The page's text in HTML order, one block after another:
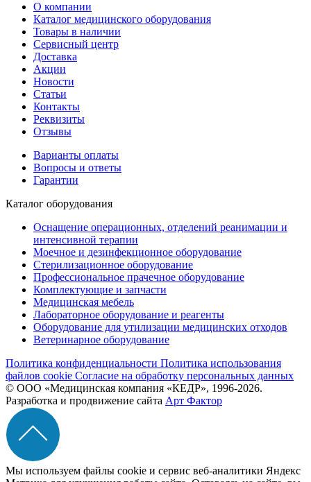
О компании
Каталог медицинского оборудования
Товары в наличии
Сервисный центр
Доставка
Акции
Новости
Статьи
Контакты
Реквизиты
Отзывы
Варианты оплаты
Вопросы и ответы
Гарантии
Каталог оборудования
Оснащение операционных, отделений реанимации и
интенсивной терапии
Моечное и дезинфекционное оборудование
Стерилизационное оборудование
Профессиональное прачечное оборудование
Комплектующие и запчасти
Медицинская мебель
Лабораторное оборудование и реагенты
Оборудование для утилизации медицинских отходов
Ветеринарное оборудование
Политика конфиденциальности Политика использования
файлов cookie Согласие на обработку персональных данных
© ООО «Медицинская компания «КЕДР», 1996-2026.
Разработка и продвижение сайта Арт Фактор
Мы используем файлы cookie и сервис веб-аналитики Яндекс